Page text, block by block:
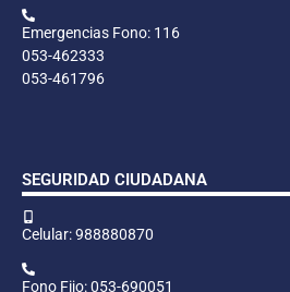
Emergencias Fono: 116
053-462333
053-461796
SEGURIDAD CIUDADANA
Celular: 988880870
Fono Fijo: 053-690051